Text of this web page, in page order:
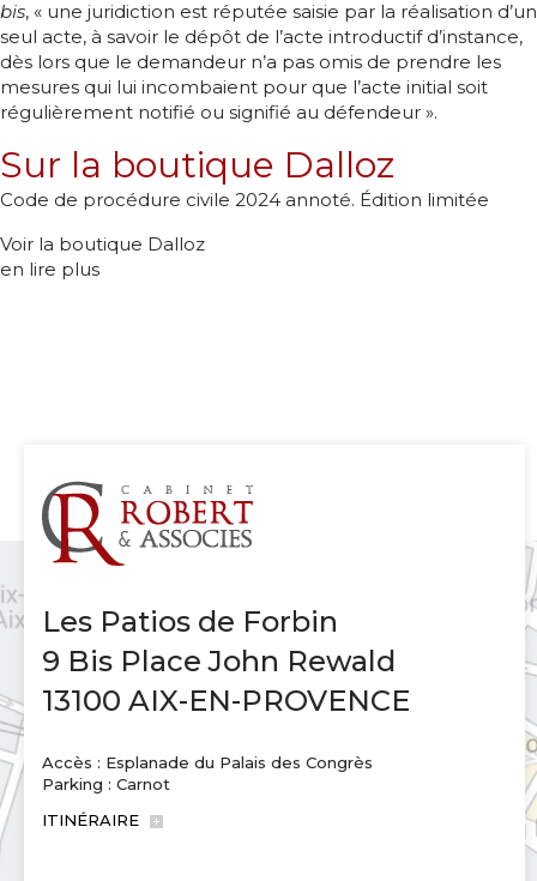
bis, « une juridiction est réputée saisie par la réalisation d’un
seul acte, à savoir le dépôt de l’acte introductif d’instance,
dès lors que le demandeur n’a pas omis de prendre les
mesures qui lui incombaient pour que l’acte initial soit
régulièrement notifié ou signifié au défendeur ».
Sur la boutique Dalloz
Code de procédure civile 2024 annoté. Édition limitée
Voir la boutique Dalloz
en lire plus
Les Patios de Forbin
9 Bis Place John Rewald
13100 AIX-EN-PROVENCE
Accès : Esplanade du Palais des Congrès
Parking : Carnot
ITINÉRAIRE